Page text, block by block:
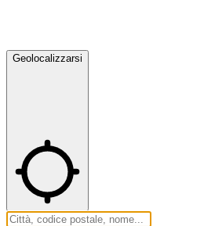
Geolocalizzarsi